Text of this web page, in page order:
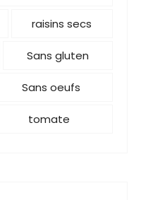
raisins secs
Sans gluten
Sans oeufs
tomate